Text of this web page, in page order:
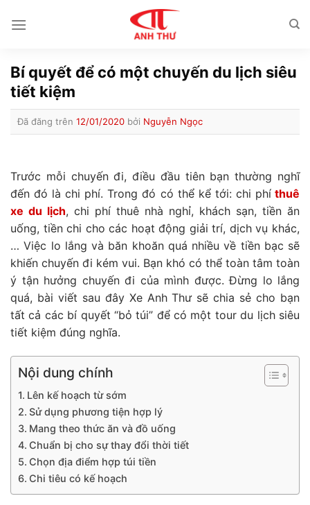
đến
Bí quyết để có một chuyến du lịch siêu
tiết kiệm
Đã đăng trên 12/01/2020 bởi Nguyễn Ngọc
Trước mỗi chuyến đi, điều đầu tiên bạn thường nghĩ
đến đó là chi phí. Trong đó có thể kể tới: chi phíthuê
xe du lịch, chi phí thuê nhà nghỉ, khách sạn, tiền ăn
uống, tiền chi cho các hoạt động giải trí, dịch vụ khác,
… Việc lo lắng và băn khoăn quá nhiều về tiền bạc sẽ
khiến chuyến đi kém vui. Bạn khó có thể toàn tâm toàn
ý tận hưởng chuyến đi của mình được. Đừng lo lắng
quá, bài viết sau đây Xe Anh Thư sẽ chia sẻ cho bạn
tất cả các bí quyết “bỏ túi” để có một tour du lịch siêu
tiết kiệm đúng nghĩa.
Nội dung chính
Lên kế hoạch từ sớm
Sử dụng phương tiện hợp lý
Mang theo thức ăn và đồ uống
Chuẩn bị cho sự thay đổi thời tiết
Chọn địa điểm hợp túi tiền
Chi tiêu có kế hoạch